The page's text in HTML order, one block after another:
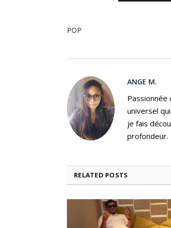
POP
ANGE M.
Passionnée
universel
je fais
profondeur.
RELATED POSTS